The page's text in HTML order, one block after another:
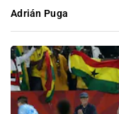
Adrián Puga